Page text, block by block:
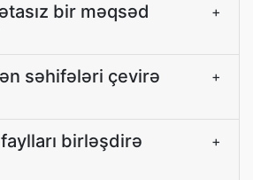
bir məqsəd
+
səhifələri çevirə
+
birləşdirə
+